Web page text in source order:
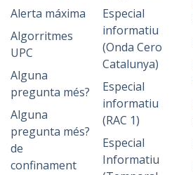
Alerta máxima
Algorritmes
UPC
Alguna
pregunta més?
Alguna
pregunta més?
de
confinament
Especial
informatiu
(Onda Cero
Catalunya)
Especial
informatiu
(RAC 1)
Especial
Informatiu